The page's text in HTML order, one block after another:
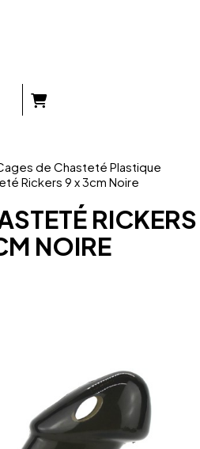
de Chasteté Plastique
Rickers 9 x 3cm Noire
RICKERS
NOIRE